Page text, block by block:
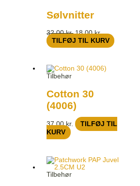
Sølvnitter
32,00kr. 18,00kr.
TILFØJ TIL KURV
Tilbehør
Cotton 30
(4006)
37,00kr.
TILFØJ TIL
KURV
Tilbehør